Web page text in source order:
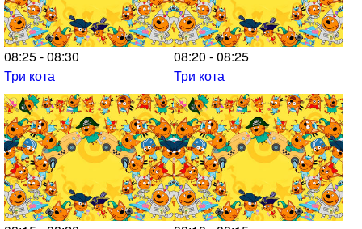
08:25 - 08:30
Три кота
08:20 - 08:25
Три кота